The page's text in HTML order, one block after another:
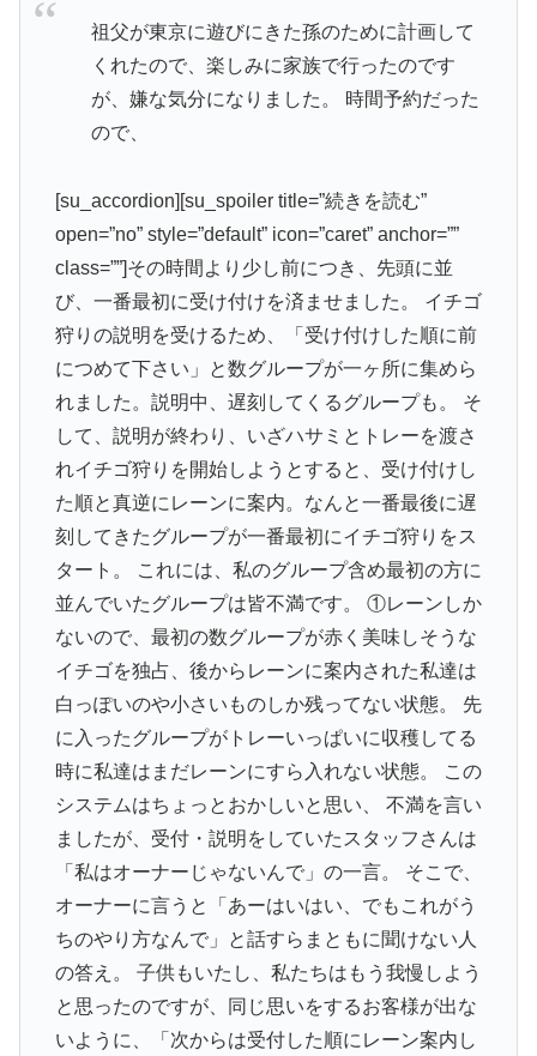
祖父が東京に遊びにきた孫のために計画して
くれたので、楽しみに家族で行ったのです
が、嫌な気分になりました。 時間予約だった
ので、
[su_accordion][su_spoiler title=”続きを読む”
open=”no” style=”default” icon=”caret” anchor=””
class=””]その時間より少し前につき、先頭に並
び、一番最初に受け付けを済ませました。 イチゴ
狩りの説明を受けるため、「受け付けした順に前
につめて下さい」と数グループが一ヶ所に集めら
れました。説明中、遅刻してくるグループも。 そ
して、説明が終わり、いざハサミとトレーを渡さ
れイチゴ狩りを開始しようとすると、受け付けし
た順と真逆にレーンに案内。なんと一番最後に遅
刻してきたグループが一番最初にイチゴ狩りをス
タート。 これには、私のグループ含め最初の方に
並んでいたグループは皆不満です。 ①レーンしか
ないので、最初の数グループが赤く美味しそうな
イチゴを独占、後からレーンに案内された私達は
白っぽいのや小さいものしか残ってない状態。 先
に入ったグループがトレーいっぱいに収穫してる
時に私達はまだレーンにすら入れない状態。 この
システムはちょっとおかしいと思い、 不満を言い
ましたが、受付・説明をしていたスタッフさんは
「私はオーナーじゃないんで」の一言。 そこで、
オーナーに言うと「あーはいはい、でもこれがう
ちのやり方なんで」と話すらまともに聞けない人
の答え。 子供もいたし、私たちはもう我慢しよう
と思ったのですが、同じ思いをするお客様が出な
いように、「次からは受付した順にレーン案内し